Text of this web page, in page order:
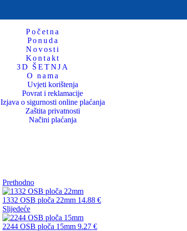
Početna
Ponuda
Novosti
Kontakt
3D ŠETNJA
O nama
Uvjeti korištenja
Povrat i reklamacije
Izjava o sigurnosti online plaćanja
Zaštita privatnosti
Načini plaćanja
Prethodno
1332 OSB ploča 22mm 14.88 €
Slijedeće
2244 OSB ploča 15mm 9.27 €